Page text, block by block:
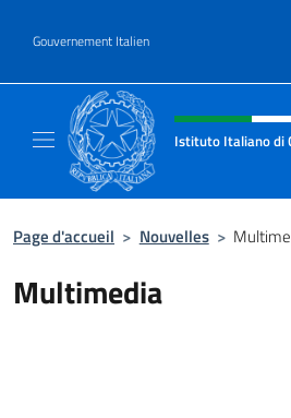
Gouvernement Italien
Site Web, social
Istituto Italiano di
Page d'accueil > Nouvelles >
Multimedia